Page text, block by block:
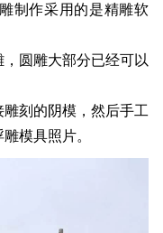
制作采用的是精雕软
圆雕大部分已经可以
刻的阴模，然后手工
模具照片。